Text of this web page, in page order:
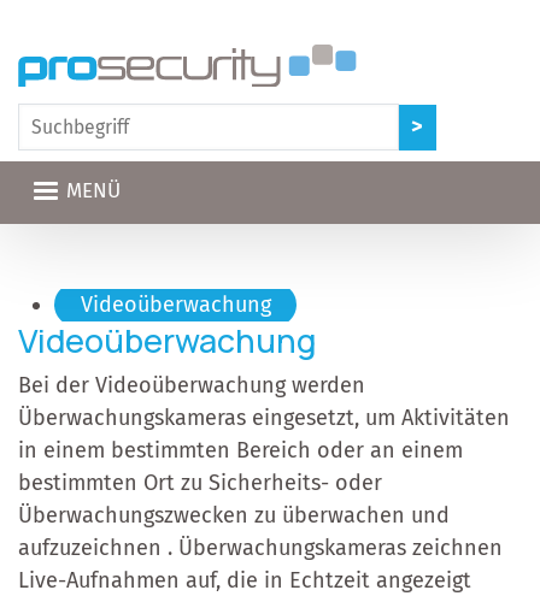
MENÜ
Hauptnavigation
Videoüberwachung
Videoüberwachung
Bei der Videoüberwachung werden
Überwachungskameras eingesetzt, um Aktivitäten
in einem bestimmten Bereich oder an einem
bestimmten Ort zu Sicherheits- oder
Überwachungszwecken zu überwachen und
aufzuzeichnen . Überwachungskameras zeichnen
Live-Aufnahmen auf, die in Echtzeit angezeigt